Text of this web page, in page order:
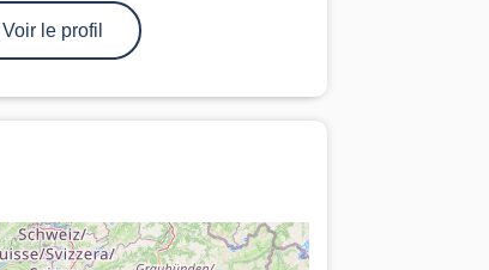
Voir le profil